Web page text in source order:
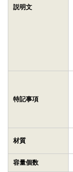
説明文
特記事項
材質
容量個数